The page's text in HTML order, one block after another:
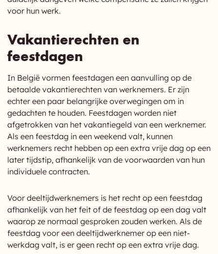
voor hun werk.
Vakantierechten en
feestdagen
In België vormen feestdagen een aanvulling op de
betaalde vakantierechten van werknemers. Er zijn
echter een paar belangrijke overwegingen om in
gedachten te houden. Feestdagen worden niet
afgetrokken van het vakantiegeld van een werknemer.
Als een feestdag in een weekend valt, kunnen
werknemers recht hebben op een extra vrije dag op een
later tijdstip, afhankelijk van de voorwaarden van hun
individuele contracten.
Voor deeltijdwerknemers is het recht op een feestdag
afhankelijk van het feit of de feestdag op een dag valt
waarop ze normaal gesproken zouden werken. Als de
feestdag voor een deeltijdwerknemer op een niet-
werkdag valt, is er geen recht op een extra vrije dag.